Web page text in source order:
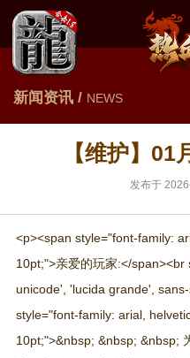
新闻资讯 / NEWS
【维护】01
发布于
<p><span style="font-family:
10pt;">亲爱的玩家:</
unicode', 'lucida grande',
style="font-family: arial,
10pt;">&nbsp; &nbsp; &nbsp;